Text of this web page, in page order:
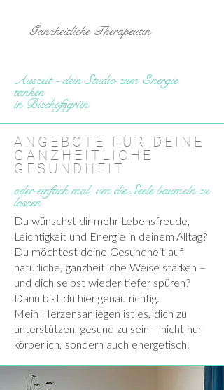
Ganzheitliche Therapeutin
Auszeit - dein Studio zum Energie
tanken
in Bischofsgrün
ANGEBOTE FÜR DEINE
GANZHEITLICHE
GESUNDHEIT
oder einfach mal, um die Seele baumeln zu
lassen
Du wünschst dir mehr Lebensfreude,
Leichtigkeit und Energie in deinem Alltag?
Du möchtest deine Gesundheit auf
natürliche, ganzheitliche Weise stärken –
und dich selbst wieder tiefer spüren?
Dann bist du hier genau richtig.
Mein Herzensanliegen ist es, dich zu
unterstützen, gesund zu sein – nicht nur
körperlich, sondern auch energetisch.